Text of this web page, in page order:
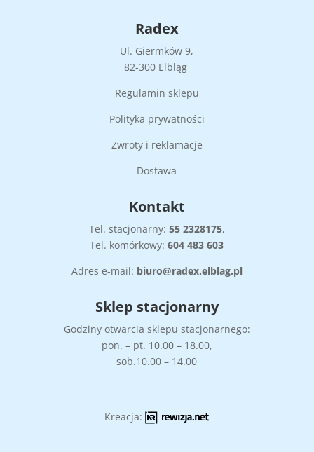
Radex
Ul. Giermków 9,
82-300 Elbląg
Regulamin sklepu
Polityka prywatności
Zwroty i reklamacje
Dostawa
Kontakt
Tel. stacjonarny: 55 2328175,
Tel. komórkowy:604 483 603
Adres e-mail: biuro@radex.elblag.pl
Sklep stacjonarny
Godziny otwarcia sklepu stacjonarnego:
pon. – pt. 10.00 – 18.00,
sob.10.00 – 14.00
Kreacja: